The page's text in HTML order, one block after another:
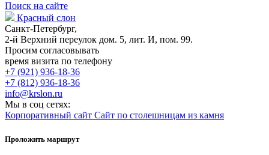
Поиск на сайте
Красный слон
Санкт-Петербург,
2-й Верхний переулок дом. 5, лит. И, пом. 99.
Просим согласовывать
время визита по телефону
+7 (921) 936-18-36
+7 (812) 936-18-36
info@krslon.ru
Мы в соц сетях:
Корпоративный сайт Сайт по столешницам из камня
Проложить маршрут